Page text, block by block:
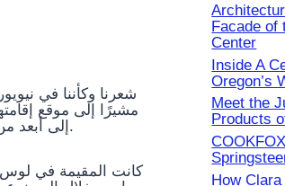
“شعرنا وكأننا في
مشيرًا إلى موقع
بقدر ما تستطيع العين رؤيته ، فقد تقدم Blinken إلى أبعد من ذلك عندما يتعلق الأمر بالعملية الإبداعية المعنية.
كانت المقيمة في
Facade of
Center
Inside A
Oregon’s
Meet the
Products
How